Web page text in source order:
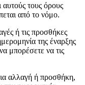
τους όρους
από το νόμο.
ή τις προσθήκες
της έναρξης
μπορέσετε να τις
αλλαγή ή προσθήκη,